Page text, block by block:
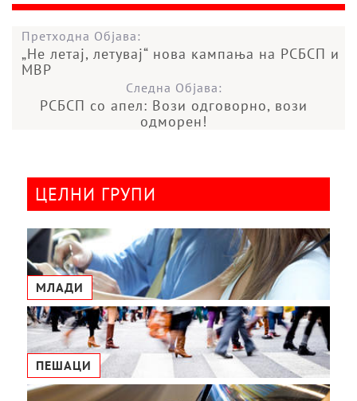
Претходна Објава:
„Не летај, летувај“ нова кампања на РСБСП и
МВР
Следна Објава:
РСБСП со апел: Вози одговорно, вози
одморен!
ЦЕЛНИ ГРУПИ
МЛАДИ
ПЕШАЦИ